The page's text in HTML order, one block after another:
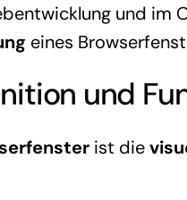
und im
eines
und
ist die